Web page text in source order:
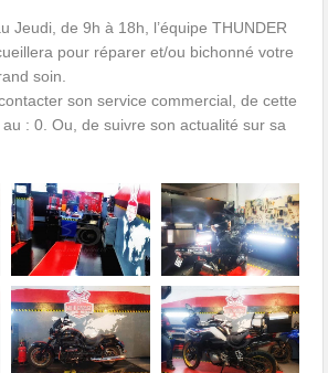
Jeudi, de 9h à 18h, l’équipe THUNDER
pour réparer et/ou bichonné votre
soin.
son service commercial, de cette
au : 0 . Ou, de suivre son actualité sur sa